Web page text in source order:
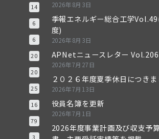
14
6
6
20
20
25
16
79
3
2026年8月3日
季報エネルギー総合工学
度)
2026年8月3日
APNetニュースレター
2026年7月27日
２０２６年度夏季休日につきま
2026年7月13日
役員名簿を更新
2026年7月1日
2026年度事業計画及び収支予